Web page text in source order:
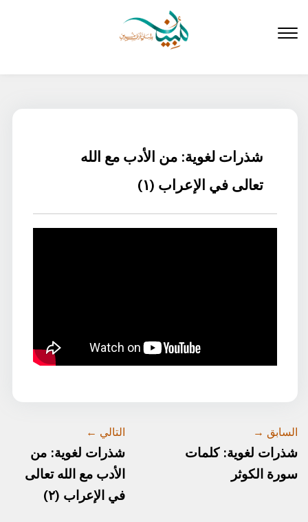
المحتوى
شذرات لغوية: من الأدب مع الله
تعالى في الإعراب (١)
السابق →
شذرات لغوية: كلمات
سورة الكوثر
التالي ←
شذرات لغوية: من
الأدب مع الله تعالى
في الإعراب (٢)